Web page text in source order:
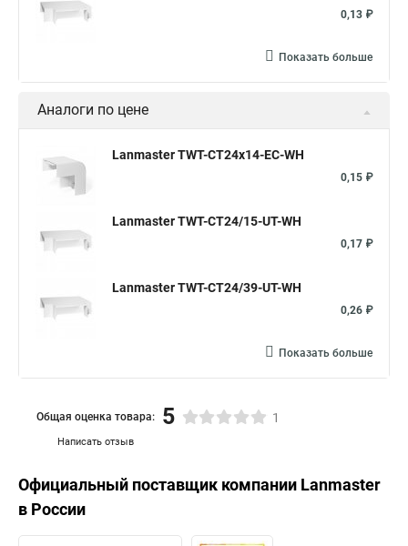
0,13 ₽
Показать больше
Аналоги по цене
Lanmaster TWT-CT24x14-EC-WH
0,15 ₽
Lanmaster TWT-CT24/15-UT-WH
0,17 ₽
Lanmaster TWT-CT24/39-UT-WH
0,26 ₽
Показать больше
Написать отзыв
Общая оценка товара: 5 1
Официальный поставщик компании Lanmaster
в России